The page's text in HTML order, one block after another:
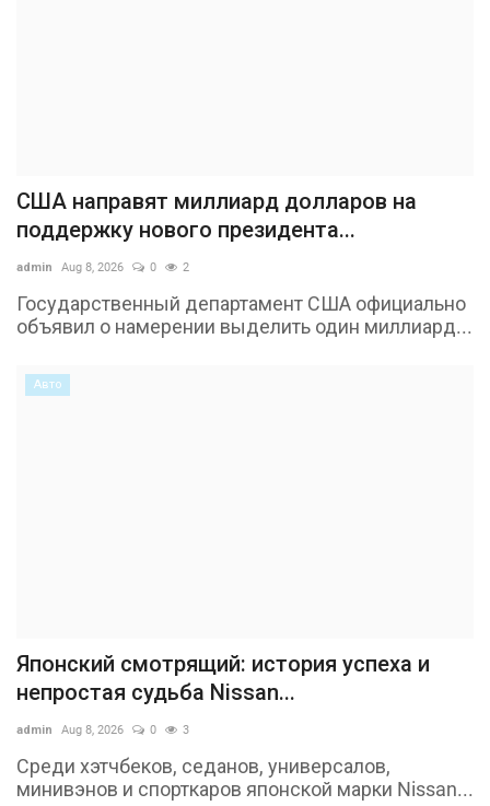
США направят миллиард долларов на
поддержку нового президента...
admin Aug 8, 2026 0 2
Государственный департамент США официально
объявил о намерении выделить один миллиард...
Авто
Японский смотрящий: история успеха и
непростая судьба Nissan...
admin Aug 8, 2026 0 3
Среди хэтчбеков, седанов, универсалов,
минивэнов и спорткаров японской марки Nissan...